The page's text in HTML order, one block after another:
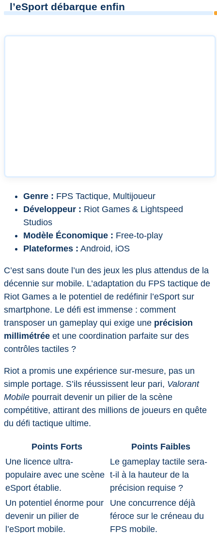
l’eSport débarque enfin
Genre : FPS Tactique, Multijoueur
Développeur : Riot Games & Lightspeed
Studios
Modèle Économique : Free-to-play
Plateformes : Android, iOS
C’est sans doute l’un des jeux les plus attendus de la
décennie sur mobile. L’adaptation du FPS tactique de
Riot Games a le potentiel de redéfinir l’eSport sur
smartphone. Le défi est immense : comment
transposer un gameplay qui exige une précision
millimétrée et une coordination parfaite sur des
contrôles tactiles ?
Riot a promis une expérience sur-mesure, pas un
simple portage. S’ils réussissent leur pari, Valorant
Mobile pourrait devenir un pilier de la scène
compétitive, attirant des millions de joueurs en quête
du défi tactique ultime.
Points Forts
Points Faibles
Une licence ultra-
populaire avec une scène
eSport établie.
Le gameplay tactile sera-
t-il à la hauteur de la
précision requise ?
Un potentiel énorme pour
devenir un pilier de
l’eSport mobile.
Une concurrence déjà
féroce sur le créneau du
FPS mobile.